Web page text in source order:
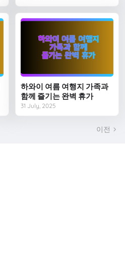
하와이 여름 여행지 가족과
함께 즐기는 완벽 휴가
31 July, 2025
이전